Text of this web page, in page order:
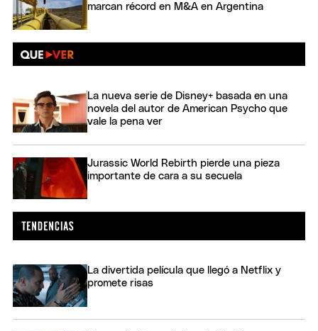
marcan récord en M&A en Argentina
La nueva serie de Disney+ basada en una
novela del autor de American Psycho que
vale la pena ver
Jurassic World Rebirth pierde una pieza
importante de cara a su secuela
La divertida película que llegó a Netflix y
promete risas